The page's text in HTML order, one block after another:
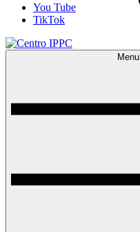
You Tube
TikTok
Menu